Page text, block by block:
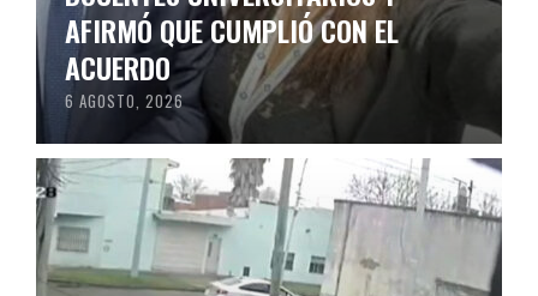
AFIRMÓ QUE CUMPLIÓ CON EL
ACUERDO
6 AGOSTO, 2026